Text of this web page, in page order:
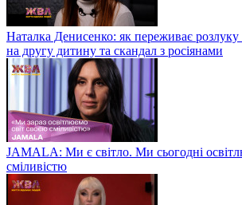
Наталка Денисенко: як переживає розлуку
на другу дитину та скандал з росіянами
JAMALA: Ми є світло. Ми сьогодні
сміливістю